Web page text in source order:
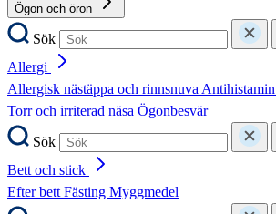
Ögon och öron
Sök
Allergi
Allergisk nästäppa och rinnsnuvaAntihistamin
Torr och irriterad näsa Ögonbesvär
Sök
Bett och stick
Efter bettFästing Myggmedel